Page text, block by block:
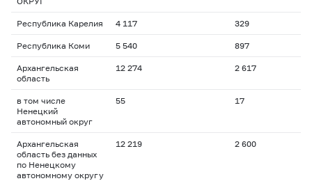
Республика Карелия 4 117 329
Республика Коми 5 540 897
Архангельская
область
12 274 2 617
в том числе
Ненецкий
автономный округ
55 17
Архангельская
область без данных
по Ненецкому
автономному округу
12 219 2 600